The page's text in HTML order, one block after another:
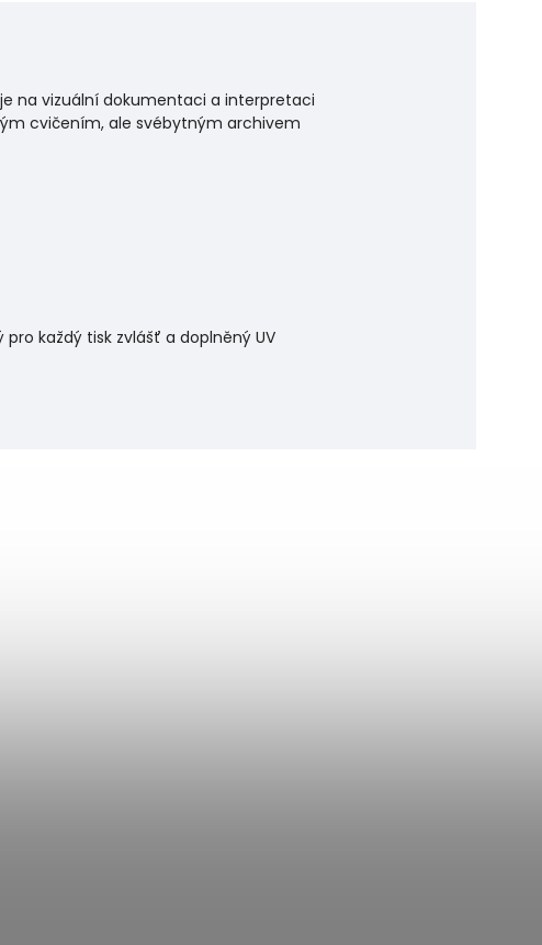
na vizuální dokumentaci a interpretaci
cvičením, ale svébytným archivem
každý tisk zvlášť a doplněný UV